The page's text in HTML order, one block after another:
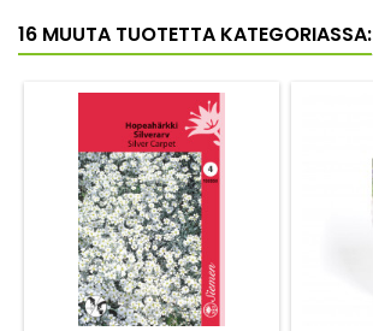
16 MUUTA TUOTETTA KATEGORIASSA: